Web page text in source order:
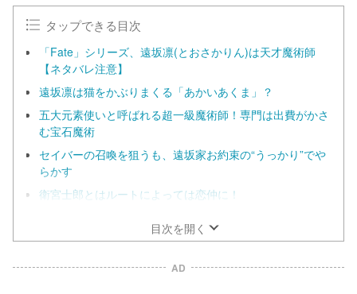
タップできる目次
「Fate」シリーズ、遠坂凛(とおさかりん)は天才魔術師
【ネタバレ注意】
遠坂凛は猫をかぶりまくる「あかいあくま」？
五大元素使いと呼ばれる超一級魔術師！専門は出費がかさ
む宝石魔術
セイバーの召喚を狙うも、遠坂家お約束の“うっかり”でや
らかす
衛宮士郎とはルートによっては恋仲に！
目次を開く
AD